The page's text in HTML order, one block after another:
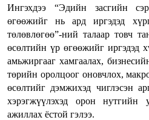
Ингэхдээ “Эдийн засгийн
өгөөжийг нь ард иргэдэд
төлөвлөгөө”-ний талаар товч
өсөлтийн үр өгөөжийг иргэдэд
амьжиргааг хамгаалах,
төрийн оролцоог оновчлох,
өсөлтийг дэмжихэд чиглэсэн
хэрэгжүүлэхэд орон нутгийн
ажиллах ёстой гэлээ.